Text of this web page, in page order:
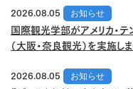
2026.08.05
お知らせ
国際観光学部がアメリカ・
（大阪・奈良観光）を実施し
2026.08.05
お知らせ